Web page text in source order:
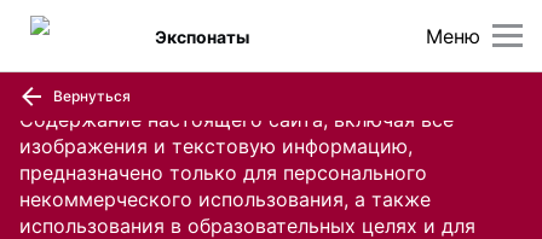
Содержание настоящего сайта, включая все
изображения и текстовую информацию,
предназначено только для персонального
некоммерческого использования, а также
использования в образовательных целях и для
Меню
Экспонаты
Вернуться